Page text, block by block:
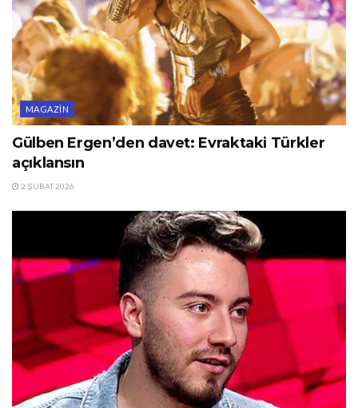
MAGAZIN
Gülben Ergen’den davet: Evraktaki Türkler
açıklansın
2 ŞUBAT 2026